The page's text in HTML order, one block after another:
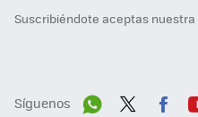
Suscribiéndote aceptas nuestra
Síguenos